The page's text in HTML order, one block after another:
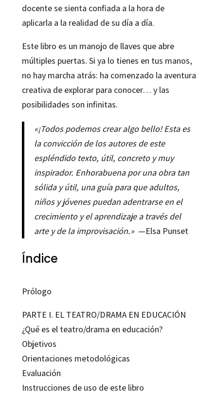
docente se sienta confiada a la hora de
aplicarla a la realidad de su día a día.
Este libro es un manojo de llaves que abre
múltiples puertas. Si ya lo tienes en tus manos,
no hay marcha atrás: ha comenzado la aventura
creativa de explorar para conocer… y las
posibilidades son infinitas.
«¡Todos podemos crear algo bello! Esta es
la convicción de los autores de este
espléndido texto, útil, concreto y muy
inspirador. Enhorabuena por una obra tan
sólida y útil, una guía para que adultos,
niños y jóvenes puedan adentrarse en el
crecimiento y el aprendizaje a través del
arte y de la improvisación.»—Elsa Punset
Índice
Prólogo
PARTE I. EL TEATRO/DRAMA EN EDUCACIÓN
¿Qué es el teatro/drama en educación?
Objetivos
Orientaciones metodológicas
Evaluación
Instrucciones de uso de este libro